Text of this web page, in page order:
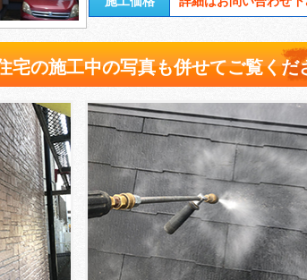
宅の施工中の写真も併せてご覧くだ